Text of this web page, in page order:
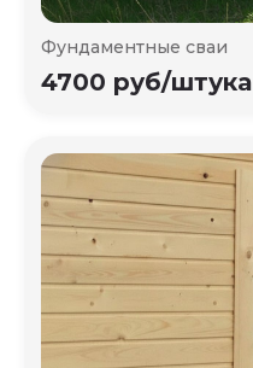
Фундаментные сваи
4700 руб/штука